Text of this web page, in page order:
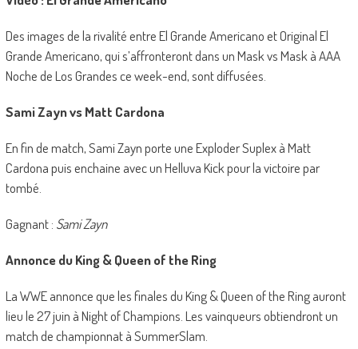
Des images de la rivalité entre El Grande Americano et Original El
Grande Americano, qui s’affronteront dans un Mask vs Mask à AAA
Noche de Los Grandes ce week-end, sont diffusées.
Sami Zayn vs Matt Cardona
En fin de match, Sami Zayn porte une Exploder Suplex à Matt
Cardona puis enchaine avec un Helluva Kick pour la victoire par
tombé.
Gagnant : Sami Zayn
Annonce du King & Queen of the Ring
La WWE annonce que les finales du King & Queen of the Ring auront
lieu le 27 juin à Night of Champions. Les vainqueurs obtiendront un
match de championnat à SummerSlam.